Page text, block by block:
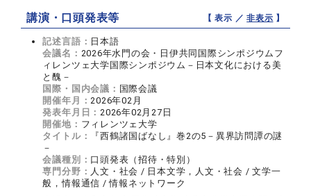
講演・口頭発表等 【 表示 ／非表示 】
記述言語： 日本語
会議名： 2026年水門の会・日伊共同国際シンポジウムフ
ィレンツェ大学国際シンポジウム－日本文化における美
と醜－
国際・国内会議： 国際会議
開催年月：2026年02月
発表年月日：2026年02月27日
開催地： フィレンツェ大学
タイトル：
『西鶴諸国ばなし』巻2の5－異界訪問譚の謎
－
会議種別： 口頭発表（招待・特別）
専門分野： 人文・社会 / 日本文学，人文・社会 / 文学一
般，情報通信 / 情報ネットワーク